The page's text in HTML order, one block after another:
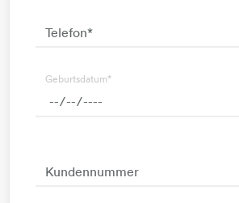
Telefon*
Geburtsdatum*
Kundennummer